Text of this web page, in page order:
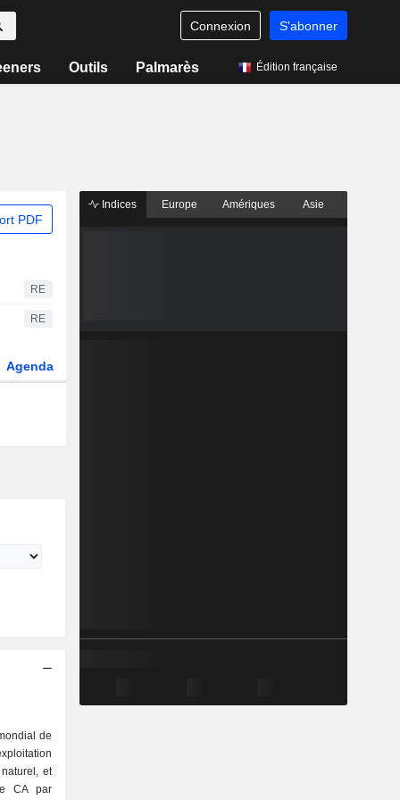
Connexion S'abonner
Outils Palmarès Édition française
PDF
RE
RE
Agenda
de
et
CA par
Indices Europe Amériques Asie